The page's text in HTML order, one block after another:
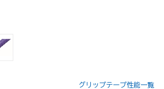
グリップテープ性能一覧